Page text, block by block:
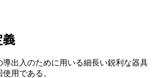
義
導出入のために用いる細長い鋭利な器具
用である。